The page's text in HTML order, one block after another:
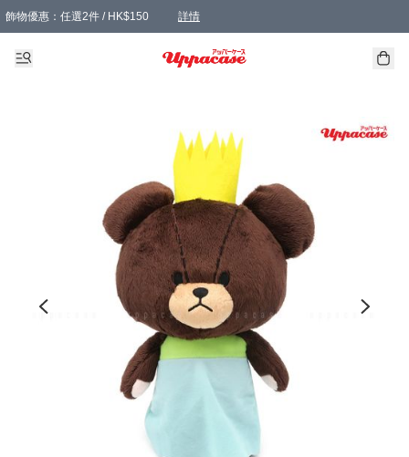
飾物優惠：任選2件 / HK$150 詳情
髮飾優惠：任選2件 / HK$100 詳情
精選襪子優惠：任選3對 / HK$115 詳情
滿額免運：本地訂單滿港幣350元可享免運費優惠